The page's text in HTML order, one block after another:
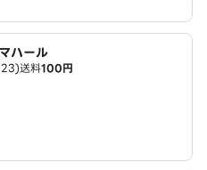
ハール
送料100円